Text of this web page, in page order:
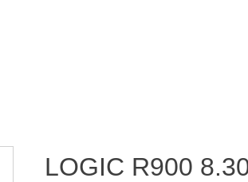
LOGIC R900